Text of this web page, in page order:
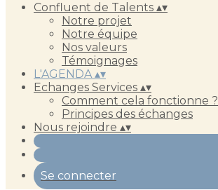
Confluent de Talents ▴▾
Notre projet
Notre équipe
Nos valeurs
Témoignages
L'AGENDA▴▾
Echanges Services ▴▾
Comment cela fonctionne ?
Principes des échanges
Nous rejoindre ▴▾
Se connecter